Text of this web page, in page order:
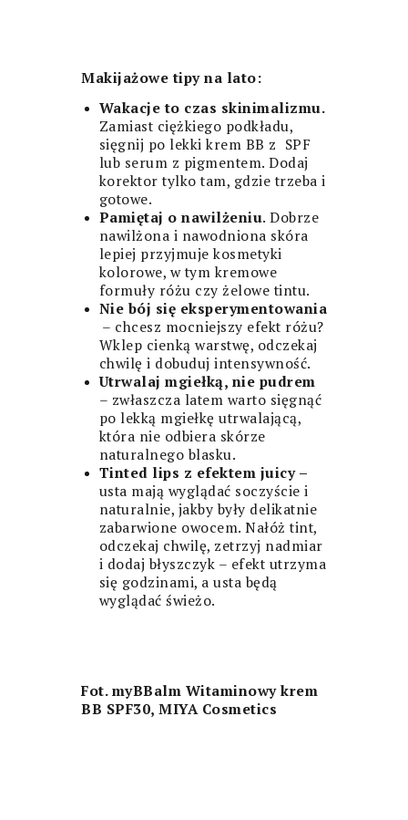
Makijażowe tipy na lato:
Wakacje to czas skinimalizmu.
Zamiast ciężkiego podkładu,
sięgnij po lekki krem BB z SPF
lub serum z pigmentem. Dodaj
korektor tylko tam, gdzie trzeba i
gotowe.
Pamiętaj o nawilżeniu. Dobrze
nawilżona i nawodniona skóra
lepiej przyjmuje kosmetyki
kolorowe, w tym kremowe
formuły różu czy żelowe tintu.
Nie bój się eksperymentowania
– chcesz mocniejszy efekt różu?
Wklep cienką warstwę, odczekaj
chwilę i dobuduj intensywność.
Utrwalaj mgiełką, nie pudrem
– zwłaszcza latem warto sięgnąć
po lekką mgiełkę utrwalającą,
która nie odbiera skórze
naturalnego blasku.
Tinted lips z efektem juicy –
usta mają wyglądać soczyście i
naturalnie, jakby były delikatnie
zabarwione owocem. Nałóż tint,
odczekaj chwilę, zetrzyj nadmiar
i dodaj błyszczyk – efekt utrzyma
się godzinami, a usta będą
wyglądać świeżo.
Fot. myBBalm Witaminowy krem
BB SPF30, MIYA Cosmetics